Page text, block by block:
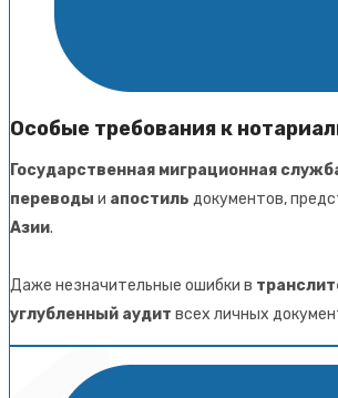
Особые требования к
Государственная миграционная
переводы и апостиль документов,
Азии.
Даже незначительные ошибки в
углубленный аудит всех личных